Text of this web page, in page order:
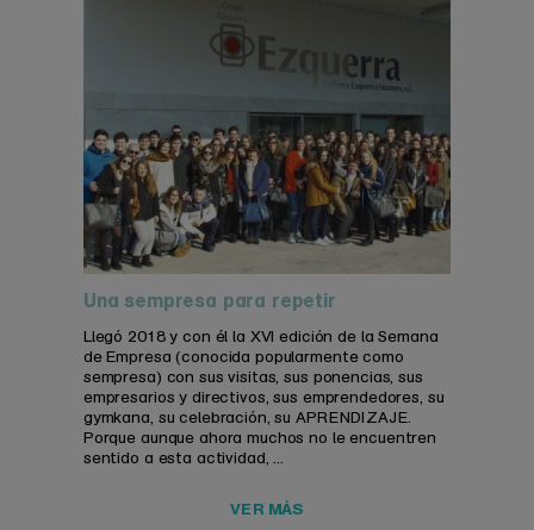
Una sempresa para repetir
Llegó 2018 y con él la XVI edición de la Semana
de Empresa (conocida popularmente como
sempresa) con sus visitas, sus ponencias, sus
empresarios y directivos, sus emprendedores, su
gymkana, su celebración, su APRENDIZAJE.
Porque aunque ahora muchos no le encuentren
sentido a esta actividad, ...
VER MÁS